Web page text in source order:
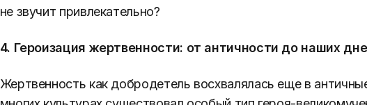
не звучит привлекательно?
4. Героизация жертвенности: от античности до наших
Жертвенность как добродетель восхвалялась еще в